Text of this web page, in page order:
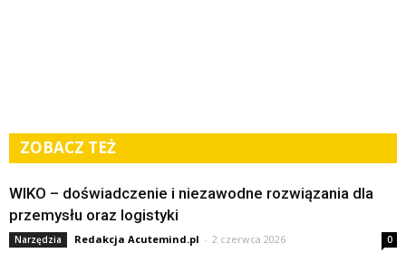
ZOBACZ TEŻ
WIKO – doświadczenie i niezawodne rozwiązania dla
przemysłu oraz logistyki
Narzędzia Redakcja Acutemind.pl - 2 czerwca 2026 0